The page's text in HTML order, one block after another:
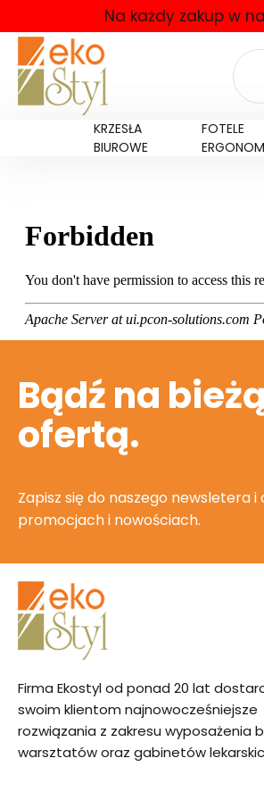
Na każdy zakup w
KRZESŁA
BIUROWE
FOTELE
Bądź na
ofertą.
Zapisz się do naszego newsletera
promocjach i nowościach.
Firma Ekostyl od ponad 20 lat
swoim klientom najnowocześniejsze
rozwiązania z zakresu wyposażenia
warsztatów oraz gabinetów